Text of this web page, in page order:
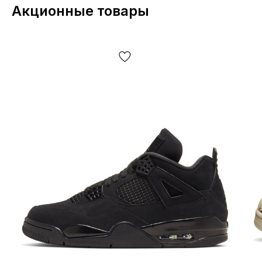
Материалы и
внешний вид
настроению и заметной в деталях — такой дизайн
легко комбинируется с денимом, карго, базовыми
костюмами, спортивными комплектами и
повседневной классикой.
Материалы Dunk Low LX Gorge Green Ostrich:
Кожаный верх для структурности и износостойкости.
Текстильные элементы внутренней отделки для более
мягкого контакта со стопой.
Акционные товары